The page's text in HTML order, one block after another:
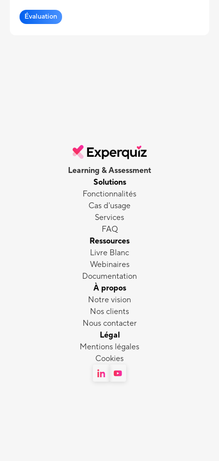
Évaluation
Learning & Assessment
Solutions
Fonctionnalités
Cas d'usage
Services
FAQ
Ressources
Livre Blanc
Webinaires
Documentation
À propos
Notre vision
Nos clients
Nous contacter
Légal
Mentions légales
Cookies